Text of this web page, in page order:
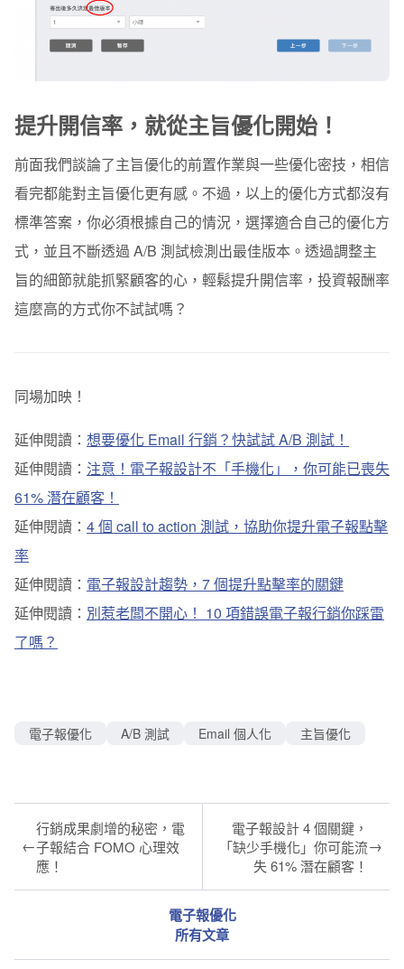
提升開信率，就從主旨優化開始！
前面我們談論了主旨優化的前置作業與一些優化密技，相信
看完都能對主旨優化更有感。不過，以上的優化方式都沒有
標準答案，你必須根據自己的情況，選擇適合自己的優化方
式，並且不斷透過 A/B 測試檢測出最佳版本。透過調整主
旨的細節就能抓緊顧客的心，輕鬆提升開信率，投資報酬率
這麼高的方式你不試試嗎？
同場加映！
延伸閱讀： 想要優化 Email 行銷？快試試 A/B 測試！
延伸閱讀： 注意！電子報設計不「手機化」，你可能已喪失
61% 潛在顧客！
延伸閱讀： 4 個 call to action 測試，協助你提升電子報點擊
率
延伸閱讀： 電子報設計趨勢，7 個提升點擊率的關鍵
延伸閱讀： 別惹老闆不開心！ 10 項錯誤電子報行銷你踩雷
了嗎？
電子報優化 A/B 測試 Email 個人化 主旨優化
←
行銷成果劇增的秘密，電
子報結合 FOMO 心理效
應！
電子報優化
所有文章
電子報設計 4 個關鍵，
「缺少手機化」你可能流
失 61% 潛在顧客！
→